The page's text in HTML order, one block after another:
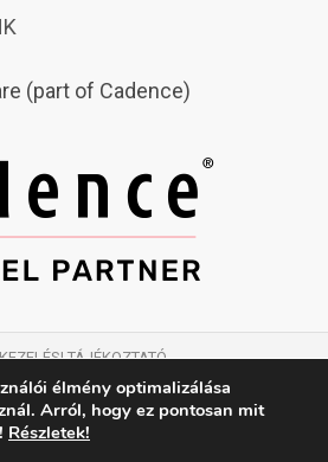
(part of Cadence)
TÁJÉKOZTATÓ
mérnöki szimulációs
élmény optimalizálása
Arról, hogy ez pontosan mit
Részletek!